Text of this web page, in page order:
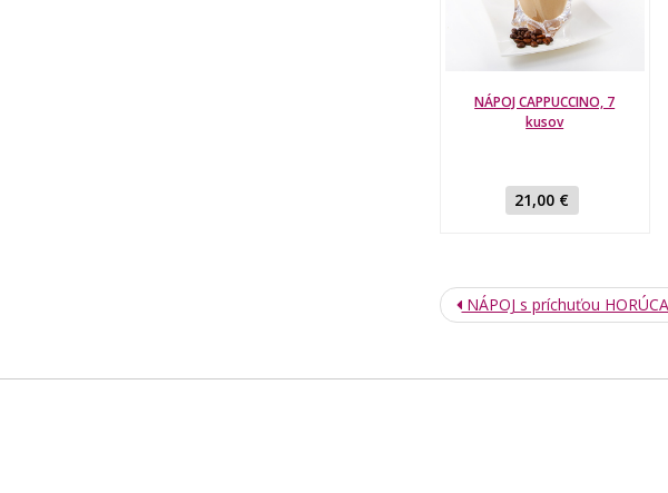
NÁPOJ CAPPUCCINO, 7
kusov
21,00 €
NÁPOJ s príchuťou